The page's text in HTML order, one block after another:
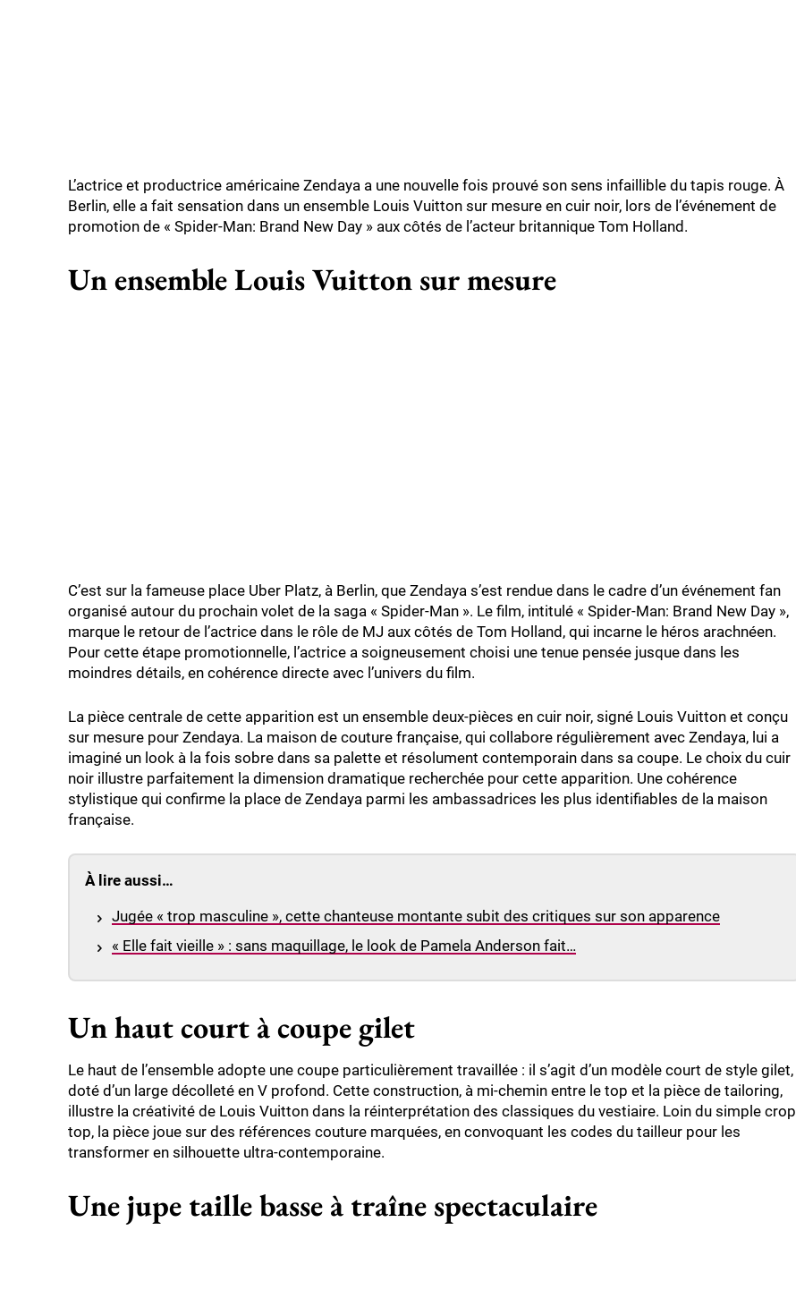
L’actrice et productrice américaine Zendaya a une nouvelle fois prouvé son sens infaillible du tapis rouge. À
Berlin, elle a fait sensation dans un ensemble Louis Vuitton sur mesure en cuir noir, lors de l’événement de
promotion de « Spider-Man: Brand New Day » aux côtés de l’acteur britannique Tom Holland.
Un ensemble Louis Vuitton sur mesure
C’est sur la fameuse place Uber Platz, à Berlin, que Zendaya s’est rendue dans le cadre d’un événement fan
organisé autour du prochain volet de la saga « Spider-Man ». Le film, intitulé « Spider-Man: Brand New Day »,
marque le retour de l’actrice dans le rôle de MJ aux côtés de Tom Holland, qui incarne le héros arachnéen.
Pour cette étape promotionnelle, l’actrice a soigneusement choisi une tenue pensée jusque dans les
moindres détails, en cohérence directe avec l’univers du film.
La pièce centrale de cette apparition est un ensemble deux-pièces en cuir noir, signé Louis Vuitton et conçu
sur mesure pour Zendaya. La maison de couture française, qui collabore régulièrement avec Zendaya, lui a
imaginé un look à la fois sobre dans sa palette et résolument contemporain dans sa coupe. Le choix du cuir
noir illustre parfaitement la dimension dramatique recherchée pour cette apparition. Une cohérence
stylistique qui confirme la place de Zendaya parmi les ambassadrices les plus identifiables de la maison
française.
À lire aussi…
Jugée « trop masculine », cette chanteuse montante subit des critiques sur son apparence
« Elle fait vieille » : sans maquillage, le look de Pamela Anderson fait…
Un haut court à coupe gilet
Le haut de l’ensemble adopte une coupe particulièrement travaillée : il s’agit d’un modèle court de style gilet,
doté d’un large décolleté en V profond. Cette construction, à mi-chemin entre le top et la pièce de tailoring,
illustre la créativité de Louis Vuitton dans la réinterprétation des classiques du vestiaire. Loin du simple crop
top, la pièce joue sur des références couture marquées, en convoquant les codes du tailleur pour les
transformer en silhouette ultra-contemporaine.
Une jupe taille basse à traîne spectaculaire